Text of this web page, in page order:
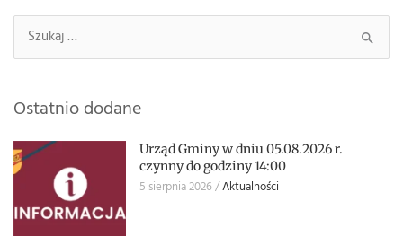
Szukaj:
Ostatnio dodane
Urząd Gminy w dniu 05.08.2026 r.
czynny do godziny 14:00
5 sierpnia 2026 Aktualności